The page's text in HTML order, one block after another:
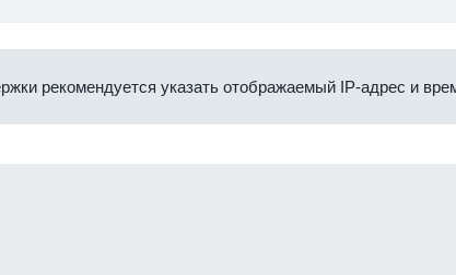
рекомендуется указать отображаемый IP-адрес и